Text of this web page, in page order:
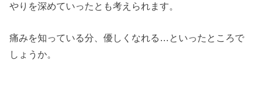
やりを深めていったとも考えられます。
痛みを知っている分、優しくなれる…といったところで
しょうか。